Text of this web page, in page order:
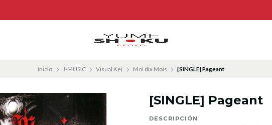
Inicio J-MUSIC Visual Kei Moi dix Mois [SINGLE] Pageant
[SINGLE] Pageant
DESCRIPCIÓN